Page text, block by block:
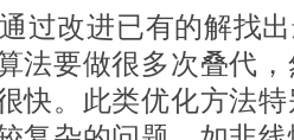
过改进已有的解找
法要做很多次叠代
快。此类优化方法